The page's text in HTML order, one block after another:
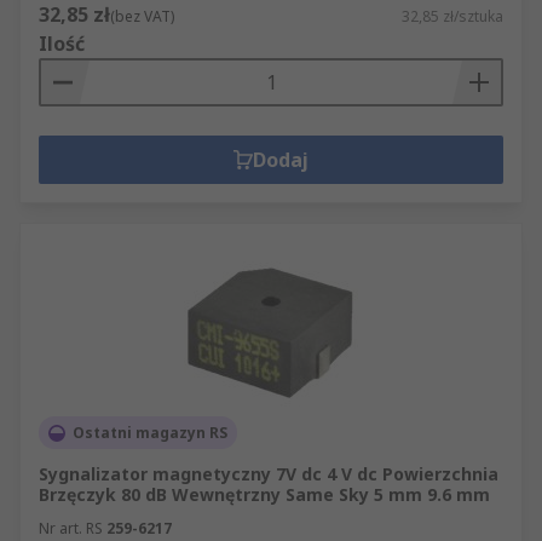
32,85 zł(bez VAT) 32,85 zł/sztuka
Ilość
Dodaj
Ostatni magazyn RS
Sygnalizator magnetyczny 7V dc 4 V dc Powierzchnia
Brzęczyk 80 dB Wewnętrzny Same Sky 5 mm 9.6 mm
Nr art. RS 259-6217